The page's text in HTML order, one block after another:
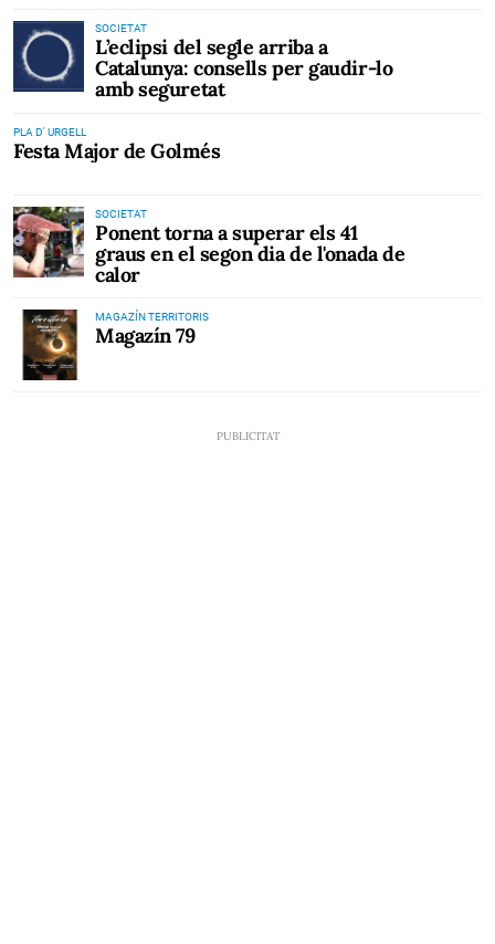
SOCIETAT
L’eclipsi del segle arriba a
Catalunya: consells per gaudir-lo
amb seguretat
PLA D' URGELL
Festa Major de Golmés
SOCIETAT
Ponent torna a superar els 41
graus en el segon dia de l'onada de
calor
MAGAZÍN TERRITORIS
Magazín 79